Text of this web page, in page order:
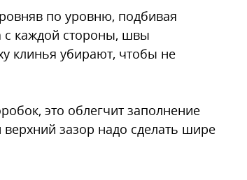
по уровню, подбивая
с каждой стороны, швы
клинья убирают, чтобы не
это облегчит заполнение
верхний зазор надо сделать шире